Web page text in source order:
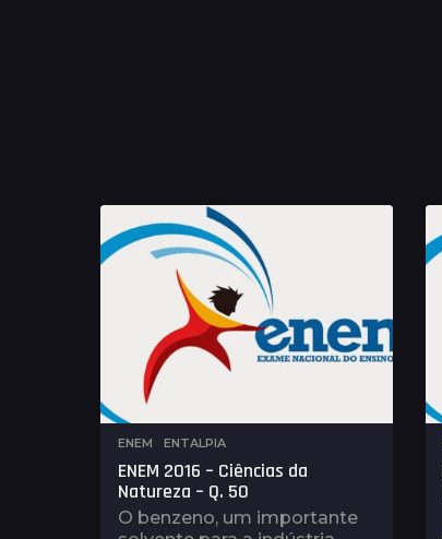
ENEM ,ENTALPIA
ENEM 2016 – Ciências da
Natureza – Q. 50
O benzeno, um importante